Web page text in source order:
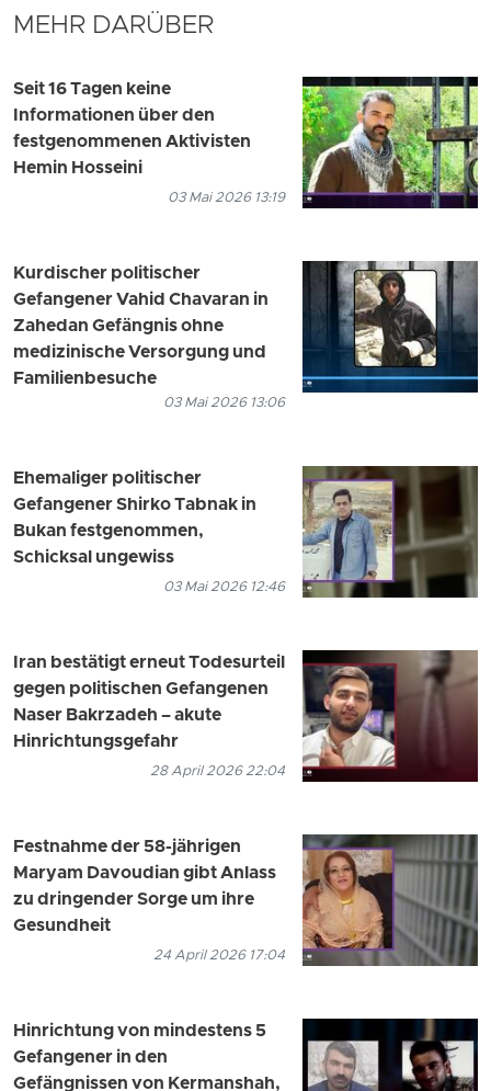
MEHR DARÜBER
Seit 16 Tagen keine
Informationen über den
festgenommenen Aktivisten
Hemin Hosseini
03 Mai 2026 13:19
Kurdischer politischer
Gefangener Vahid Chavaran in
Zahedan Gefängnis ohne
medizinische Versorgung und
Familienbesuche
03 Mai 2026 13:06
Ehemaliger politischer
Gefangener Shirko Tabnak in
Bukan festgenommen,
Schicksal ungewiss
03 Mai 2026 12:46
Iran bestätigt erneut Todesurteil
gegen politischen Gefangenen
Naser Bakrzadeh – akute
Hinrichtungsgefahr
28 April 2026 22:04
Festnahme der 58-jährigen
Maryam Davoudian gibt Anlass
zu dringender Sorge um ihre
Gesundheit
24 April 2026 17:04
Hinrichtung von mindestens 5
Gefangener in den
Gefängnissen von Kermanshah,